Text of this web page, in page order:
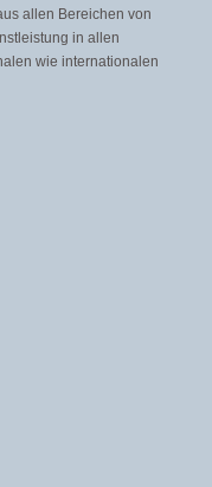
allen Bereichen von
in allen
wie internationalen